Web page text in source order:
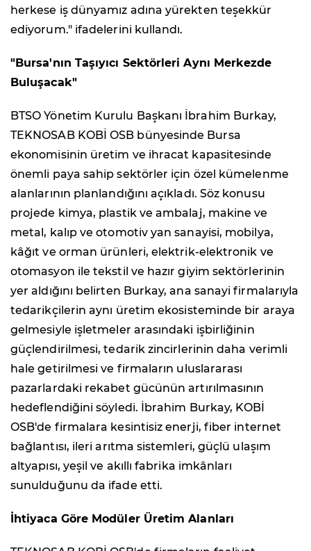
herkese iş dünyamız adına yürekten teşekkür
ediyorum." ifadelerini kullandı.
"Bursa'nın Taşıyıcı Sektörleri Aynı Merkezde
Buluşacak"
BTSO Yönetim Kurulu Başkanı İbrahim Burkay,
TEKNOSAB KOBİ OSB bünyesinde Bursa
ekonomisinin üretim ve ihracat kapasitesinde
önemli paya sahip sektörler için özel kümelenme
alanlarının planlandığını açıkladı. Söz konusu
projede kimya, plastik ve ambalaj, makine ve
metal, kalıp ve otomotiv yan sanayisi, mobilya,
kâğıt ve orman ürünleri, elektrik-elektronik ve
otomasyon ile tekstil ve hazır giyim sektörlerinin
yer aldığını belirten Burkay, ana sanayi firmalarıyla
tedarikçilerin aynı üretim ekosisteminde bir araya
gelmesiyle işletmeler arasındaki işbirliğinin
güçlendirilmesi, tedarik zincirlerinin daha verimli
hale getirilmesi ve firmaların uluslararası
pazarlardaki rekabet gücünün artırılmasının
hedeflendiğini söyledi. İbrahim Burkay, KOBİ
OSB'de firmalara kesintisiz enerji, fiber internet
bağlantısı, ileri arıtma sistemleri, güçlü ulaşım
altyapısı, yeşil ve akıllı fabrika imkânları
sunulduğunu da ifade etti.
İhtiyaca Göre Modüler Üretim Alanları